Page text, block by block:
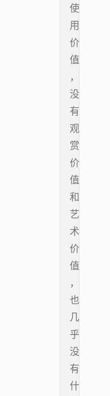
使
用
价
值
，
没
有
观
赏
价
值
和
艺
术
价
值
，
也
几
乎
没
有
什